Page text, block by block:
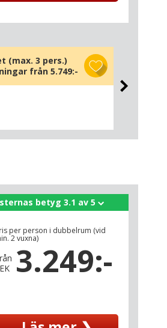
(max. 3 pers.)
från 5.749:-
per person i dubbelrum (vid
2 vuxna)
3.249:-
betyg 3.1 av 5